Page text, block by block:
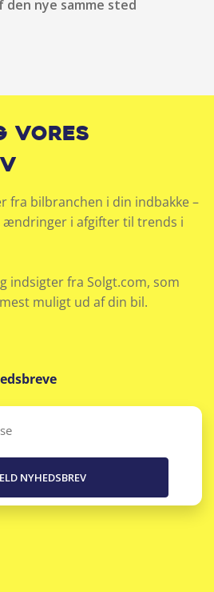
den nye samme sted
vores
fra bilbranchen i din indbakke –
i afgifter til trends i
indsigter fra Solgt.com, som
muligt ud af din bil.